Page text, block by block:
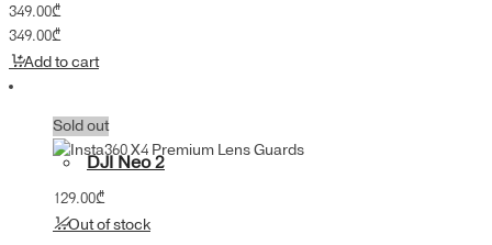
DJI Neo 2
349.00₾
349.00₾
Add to cart
Sold out
129.00₾
Out of stock